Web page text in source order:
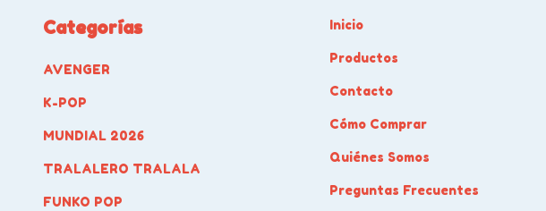
Categorías
AVENGER
K-POP
MUNDIAL 2026
TRALALERO TRALALA
FUNKO POP
Inicio
Productos
Contacto
Cómo Comprar
Quiénes Somos
Preguntas Frecuentes